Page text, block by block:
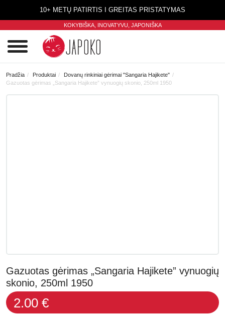
10+ METŲ PATIRTIS I GREITAS PRISTATYMAS
KOKYBIŠKA, INOVATYVU, JAPONIŠKA
Pradžia Produktai
Dovanų rinkiniai gėrimai "Sangaria Hajikete"
Gazuotas gėrimas „Sangaria Hajikete” vynuogių skonio, 250ml 1950
Gazuotas gėrimas „Sangaria Hajikete” vynuogių
skonio, 250ml 1950
2.00 €